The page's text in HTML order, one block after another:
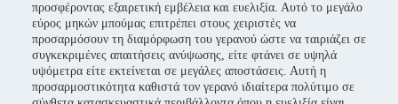
προσφέροντας εξαιρετική εμβέλεια και ευελιξία. Αυτό το μεγάλο
εύρος μηκών μπούμας επιτρέπει στους χειριστές να
προσαρμόσουν τη διαμόρφωση του γερανού ώστε να ταιριάζει σε
συγκεκριμένες απαιτήσεις ανύψωσης, είτε φτάνει σε υψηλά
υψόμετρα είτε εκτείνεται σε μεγάλες αποστάσεις. Αυτή η
προσαρμοστικότητα καθιστά τον γερανό ιδιαίτερα πολύτιμο σε